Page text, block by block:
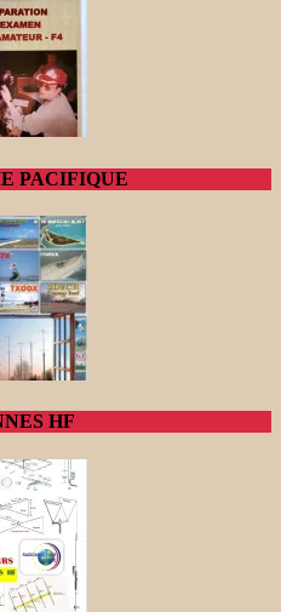
PACIFIQUE
HF